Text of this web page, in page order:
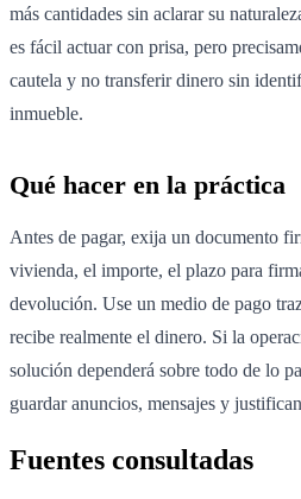
más cantidades sin aclarar su
es fácil actuar con prisa, pero
cautela y no transferir dinero sin
inmueble.
Qué hacer en la práctica
Antes de pagar, exija un documento
vivienda, el importe, el plazo para
devolución. Use un medio de pago
recibe realmente el dinero. Si la
solución dependerá sobre todo de lo
guardar anuncios, mensajes y
Fuentes consultadas